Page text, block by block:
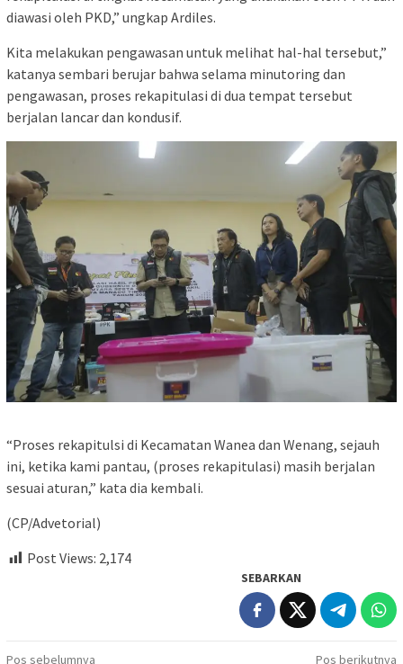
diawasi oleh PKD,” ungkap Ardiles.
Kita melakukan pengawasan untuk melihat hal-hal tersebut,”
katanya sembari berujar bahwa selama minutoring dan
pengawasan, proses rekapitulasi di dua tempat tersebut
berjalan lancar dan kondusif.
“Proses rekapitulsi di Kecamatan Wanea dan Wenang, sejauh
ini, ketika kami pantau, (proses rekapitulasi) masih berjalan
sesuai aturan,” kata dia kembali.
(CP/Advetorial)
Post Views: 2,174
SEBARKAN
Pos sebelumnya Pos berikutnya